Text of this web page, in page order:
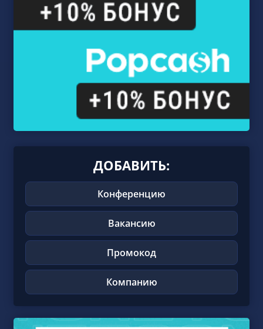
ДОБАВИТЬ:
Конференцию
Вакансию
Промокод
Компанию